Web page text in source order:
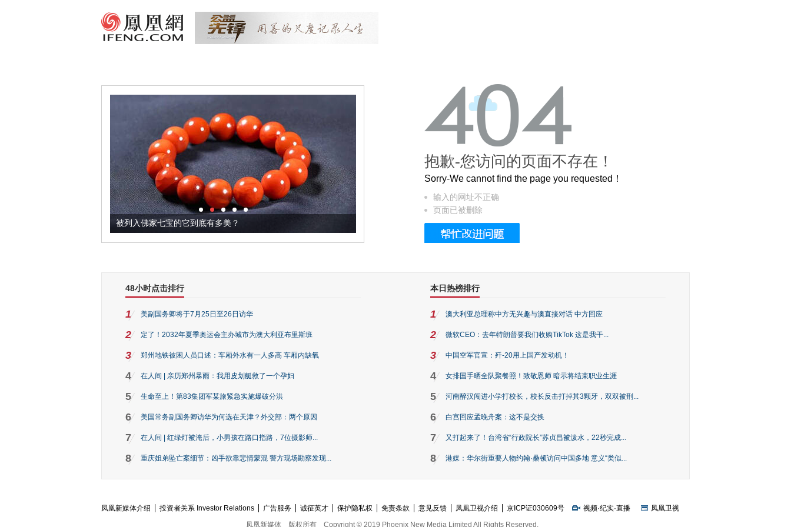
被列入佛家七宝的它到底有多美？ 这个3.2米的长卷，还原了600岁的紫禁城
抱歉-您访问的页面不存在！
Sorry-We cannot find the page you requested！
输入的网址不正确
页面已被删除
48小时点击排行
1 美副国务卿将于7月25日至26日访华
2 定了！2032年夏季奥运会主办城市为澳大利亚布里斯班
3 郑州地铁被困人员口述：车厢外水有一人多高 车厢内缺氧
4 在人间 | 亲历郑州暴雨：我用皮划艇救了一个孕妇
5 生命至上！第83集团军某旅紧急实施爆破分洪
6 美国常务副国务卿访华为何选在天津？外交部：两个原因
7 在人间 | 红绿灯被淹后，小男孩在路口指路，7位摄影师...
8 重庆姐弟坠亡案细节：凶手欲靠悲情蒙混 警方现场勘察发现...
本日热榜排行
1 澳大利亚总理称中方无兴趣与澳直接对话 中方回应
2 微软CEO：去年特朗普要我们收购TikTok 这是我干...
3 中国空军官宣：歼-20用上国产发动机！
4 女排国手晒全队聚餐照！致敬恩师 暗示将结束职业生涯
5 河南醉汉闯进小学打校长，校长反击打掉其3颗牙，双双被刑...
6 白宫回应孟晚舟案：这不是交换
7 又打起来了！台湾省“行政院长”苏贞昌被泼水，22秒完成...
8 港媒：华尔街重要人物约翰·桑顿访问中国多地 意义“类似...
凤凰新媒体介绍 投资者关系 Investor Relations 广告服务 诚征英才 保护隐私权 免责条款 意见反馈 凤凰卫视介绍 京ICP证030609号 视频·纪实·直播
凤凰卫视
凤凰新媒体
版权所有 Copyright © 2019 Phoenix New Media Limited All Rights Reserved.